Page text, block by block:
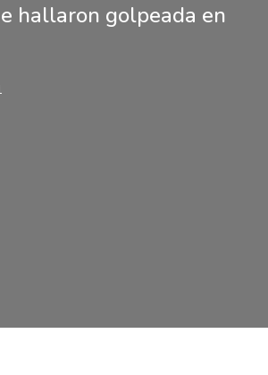
hallaron golpeada en